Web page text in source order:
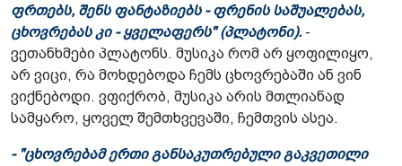
ფრთებს, შენს ფანტაზიებს - ფრენის საშუალებას,
ცხოვრებას კი - ყველაფერს" (პლატონი). -
ვეთანხმები პლატონს. მუსიკა რომ არ ყოფილიყო,
არ ვიცი, რა მოხდებოდა ჩემს ცხოვრებაში ან ვინ
ვიქნებოდი. ვფიქრობ, მუსიკა არის მთლიანად
სამყარო, ყოველ შემთხვევაში, ჩემთვის ასეა.
- "ცხოვრებამ ერთი განსაკუთრებული გაკვეთილი